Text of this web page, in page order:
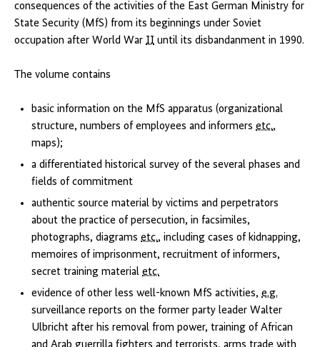
consequences of the activities of the East German Ministry for
State Security (MfS) from its beginnings under Soviet
occupation after World War II until its disbandanment in 1990.
The volume contains
basic information on the MfS apparatus (organizational
structure, numbers of employees and informers etc.,
maps);
a differentiated historical survey of the several phases and
fields of commitment
authentic source material by victims and perpetrators
about the practice of persecution, in facsimiles,
photographs, diagrams etc., including cases of kidnapping,
memoires of imprisonment, recruitment of informers,
secret training material etc.
evidence of other less well-known MfS activities, e.g.
surveillance reports on the former party leader Walter
Ulbricht after his removal from power, training of African